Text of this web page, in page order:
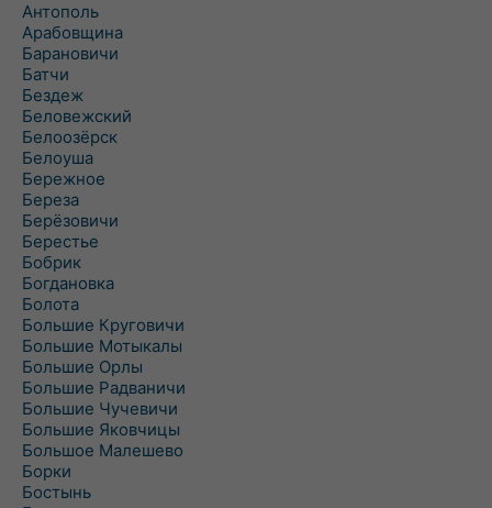
Антополь
Арабовщина
Барановичи
Батчи
Бездеж
Беловежский
Белоозёрск
Белоуша
Бережное
Береза
Берёзовичи
Берестье
Бобрик
Богдановка
Болота
Большие Круговичи
Большие Мотыкалы
Большие Орлы
Большие Радваничи
Большие Чучевичи
Большие Яковчицы
Большое Малешево
Борки
Бостынь